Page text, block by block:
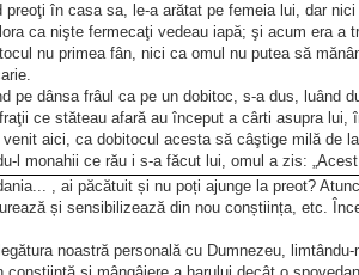
preoţi în casa sa, le-a arătat pe femeia lui, dar
ca nişte fermecaţi vedeau iapă; şi acum era a
nu primea fân, nici ca omul nu putea să
pe dânsa frâul ca pe un dobitoc, s-a dus, luând
ce stăteau afară au început a cârti asupra
venit aici, ca dobitocul acesta să câştige milă de
l monahii ce rău i s-a făcut lui, omul a zis:
trei zile de când nici un fel de hrană nu gustă
şi se ruga lui Dumnezeu pentru dânsa.
aceasta, au mers să spună sfântului, căruia
despre acest lucru şi arătându-i dobitocul
iar ea precum este făcută, aşa rămâne
, ai păcătuit și nu poți ajunge la preot?
și sensibilizează din nou conștiința, etc.
noastră personală cu Dumnezeu,